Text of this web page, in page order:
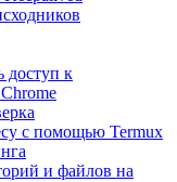
доступ к
с помощью Termux
и файлов на